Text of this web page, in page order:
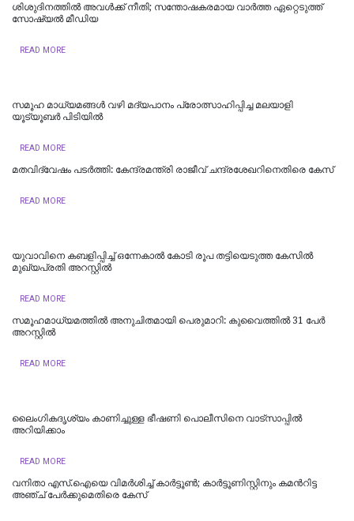
ശിശുദിനത്തില്‍ അവള്‍ക്ക് നീതി; സന്തോഷകരമായ വാര്‍ത്ത ഏറ്റെടുത്ത്
സോഷ്യല്‍ മീഡിയ
READ MORE
സമൂഹ മാധ്യമങ്ങള്‍ വഴി മദ്യപാനം പ്രോത്സാഹിപ്പിച്ച മലയാളി
യൂട്യൂബര്‍ പിടിയില്‍
READ MORE
മതവിദ്വേഷം പടര്‍ത്തി: കേന്ദ്രമന്ത്രി രാജീവ് ചന്ദ്രശേഖറിനെതിരെ കേസ്
READ MORE
യുവാവിനെ കബളിപ്പിച്ച് ഒന്നേകാൽ കോടി രൂപ തട്ടിയെടുത്ത കേസിൽ
മുഖ്യപ്രതി അറസ്റ്റിൽ
READ MORE
സമൂഹമാധ്യമത്തില്‍ അനുചിതമായി പെരുമാറി: കുവൈത്തില്‍ 31 പേര്‍
അറസ്റ്റില്‍
READ MORE
ലൈംഗികദൃശ്യം കാണിച്ചുള്ള ഭീഷണി പൊലീസിനെ വാട്‌സാപ്പില്‍
അറിയിക്കാം
READ MORE
വനിതാ എസ്.ഐയെ വിമർശിച്ച് കാർട്ടൂണ്‍; കാർട്ടൂണിസ്റ്റിനും കമന്‍റിട്ട
അഞ്ച് പേർക്കുമെതിരെ കേസ്